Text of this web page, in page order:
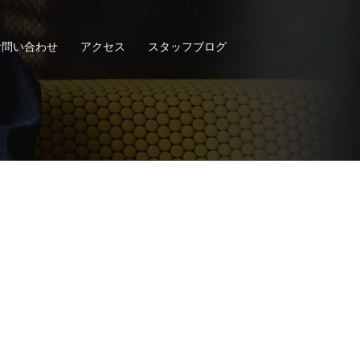
い合わせ アクセス スタッフブログ